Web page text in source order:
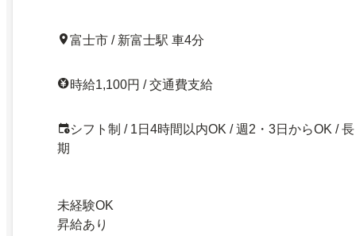
富士市 / 新富士駅 車4分
時給1,100円 / 交通費支給
シフト制 / 1日4時間以内OK / 週2・3日からOK / 長
期
未経験OK
昇給あり